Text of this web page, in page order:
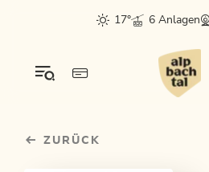
sr.skip-to.main-content
sr.skip-to.table-of-contents
sr.skip-to.main-navigation
17°
6 Anlagen
ZURÜCK